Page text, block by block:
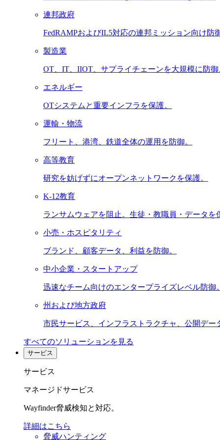
連邦政府
FedRAMPおよびIL5対応の連邦ミッション向け防御
製造業
OT、IT、IIOT、サプライチェーンを大規模に防御
エネルギー
OTシステムと重要インフラを保護。
運輸・物流
フリート、港湾、鉄道全体の運用を防御。
高等教育
研究を妨げずにオープンネットワークを保護。
K-12教育
ランサムウェアを阻止。生徒・教職員・データを
小売・ホスピタリティ
ブランド、顧客データ、利益を防御。
中小企業・スタートアップ
迅速なチーム向けのエンタープライズレベル防御。
州および地方政府
市民サービス、インフラストラクチャ、公開デー
すべてのソリューションを見る
サービス
サービス
マネージドサービス
Wayfinder脅威検知と対応。
詳細はこちら
脅威ハンティング